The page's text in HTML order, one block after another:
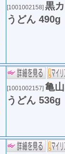
[1001002158] 黒
うどん 490g
[1001002157] 亀
うどん 536g